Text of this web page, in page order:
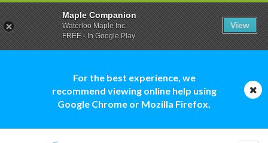
For the best experience, we
recommend viewing online help using
Google Chrome or Mozilla Firefox.
Maple Companion
Waterloo Maple Inc.
FREE - In Google Play
View